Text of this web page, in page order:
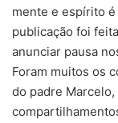
mente e espírito
publicação foi
anunciar pausa
Foram muitos os
do padre